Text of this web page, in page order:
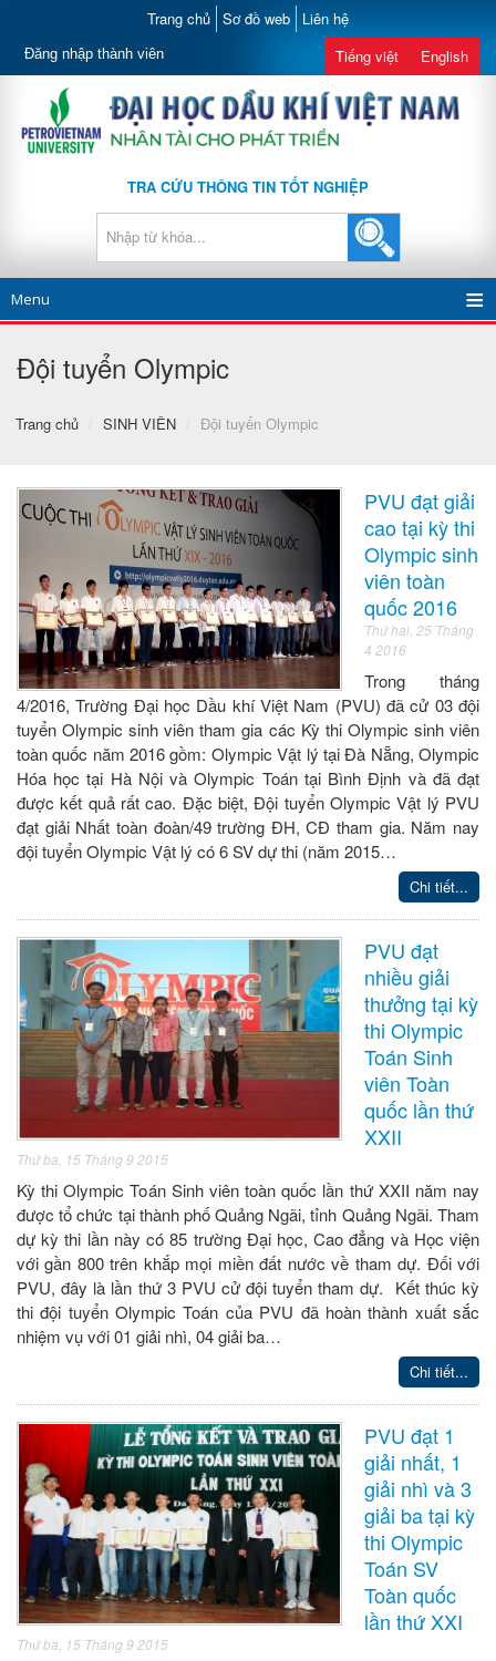
Trang chủ Sơ đồ web Liên hệ
Đăng nhập thành viên Tiếng việt English
TRA CỨU THÔNG TIN TỐT NGHIỆP
Menu
Đội tuyển Olympic
Trang chủ / SINH VIÊN / Đội tuyển Olympic
PVU đạt giải
cao tại kỳ thi
Olympic sinh
viên toàn
quốc 2016
Thứ hai, 25 Tháng
4 2016
Trong tháng
4/2016, Trường Đại học Dầu khí Việt Nam (PVU) đã cử 03 đội
tuyển Olympic sinh viên tham gia các Kỳ thi Olympic sinh viên
toàn quốc năm 2016 gồm: Olympic Vật lý tại Đà Nẵng, Olympic
Hóa học tại Hà Nội và Olympic Toán tại Bình Định và đã đạt
được kết quả rất cao. Đặc biệt, Đội tuyển Olympic Vật lý PVU
đạt giải Nhất toàn đoàn/49 trường ĐH, CĐ tham gia. Năm nay
đội tuyển Olympic Vật lý có 6 SV dự thi (năm 2015…
Chi tiết...
PVU đạt
nhiều giải
thưởng tại kỳ
thi Olympic
Toán Sinh
viên Toàn
quốc lần thứ
XXII
Thứ ba, 15 Tháng 9 2015
Kỳ thi Olympic Toán Sinh viên toàn quốc lần thứ XXII năm nay
được tổ chức tại thành phố Quảng Ngãi, tỉnh Quảng Ngãi. Tham
dự kỳ thi lần này có 85 trường Đại học, Cao đẳng và Học viện
với gần 800 trên khắp mọi miền đất nước về tham dự. Đối với
PVU, đây là lần thứ 3 PVU cử đội tuyển tham dự. Kết thúc kỳ
thi đội tuyển Olympic Toán của PVU đã hoàn thành xuất sắc
nhiệm vụ với 01 giải nhì, 04 giải ba…
Chi tiết...
PVU đạt 1
giải nhất, 1
giải nhì và 3
giải ba tại kỳ
thi Olympic
Toán SV
Toàn quốc
lần thứ XXI
Thứ ba, 15 Tháng 9 2015